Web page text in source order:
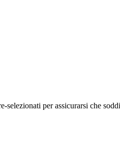
selezionati per assicurarsi che